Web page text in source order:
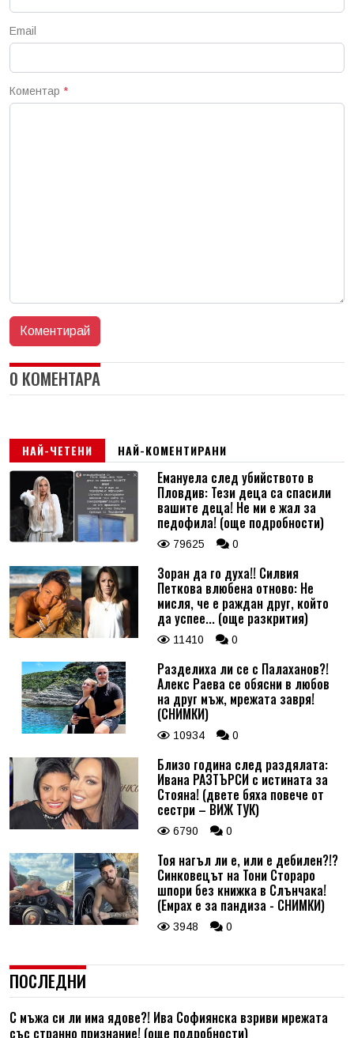
Email
Коментар *
0 КОМЕНТАРА
НАЙ-ЧЕТЕНИ НАЙ-КОМЕНТИРАНИ
Емануела след убийството в
Пловдив: Тези деца са спасили
вашите деца! Не ми е жал за
педофила! (още подробности)
79625 0
Зоран да го духа!! Силвия
Петкова влюбена отново: Не
мисля, че е раждан друг, който
да успее... (още разкрития)
11410 0
Разделиха ли се с Палаханов?!
Алекс Раева се обясни в любов
на друг мъж, мрежата завря!
(СНИМКИ)
10934 0
Близо година след раздялата:
Ивана РАЗТЪРСИ с истината за
Стояна! (двете бяха повече от
сестри – ВИЖ ТУК)
6790 0
Тоя нагъл ли е, или е дебилен?!?
Синковецът на Тони Стораро
шпори без книжка в Слънчака!
(Емрах е за пандиза - СНИМКИ)
3948 0
ПОСЛЕДНИ
С мъжа си ли има ядове?! Ива Софиянска взриви мрежата
със странно признание! (още подробности)